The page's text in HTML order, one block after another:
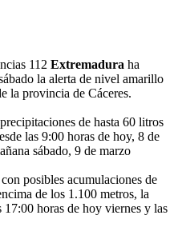
112 Extremadura ha
la alerta de nivel amarillo
la provincia de Cáceres.
de hasta 60 litros
las 9:00 horas de hoy, 8 de
sábado, 9 de marzo
posibles acumulaciones de
de los 1.100 metros, la
17:00 horas de hoy viernes y las